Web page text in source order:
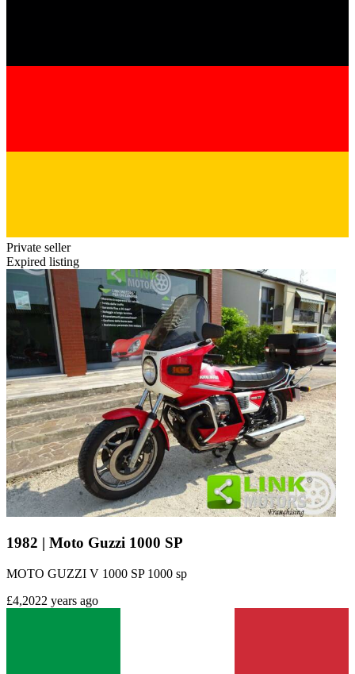
Private seller
Expired listing
1982 | Moto Guzzi 1000 SP
MOTO GUZZI V 1000 SP 1000 sp
£4,2022 years ago